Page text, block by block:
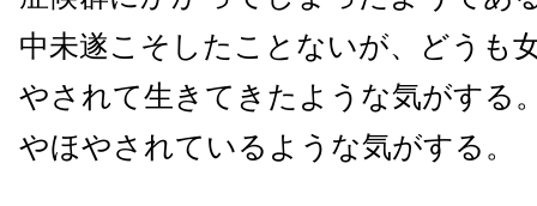
中未遂こそしたことないが、どうも
やされて生きてきたような気がする
やほやされているような気がする。